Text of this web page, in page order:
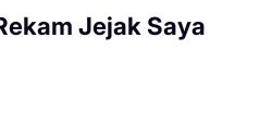
Jejak Saya